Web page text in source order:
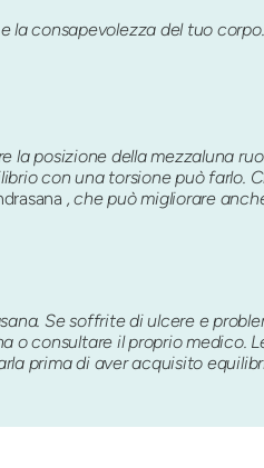
la consapevolezza del tuo corpo.
posizione della mezzaluna
con una torsione può farlo.
, che può migliorare
Se soffrite di ulcere e
consultare il proprio medico.
prima di aver acquisito